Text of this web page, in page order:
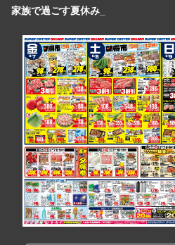
家族で過ごす夏休み_